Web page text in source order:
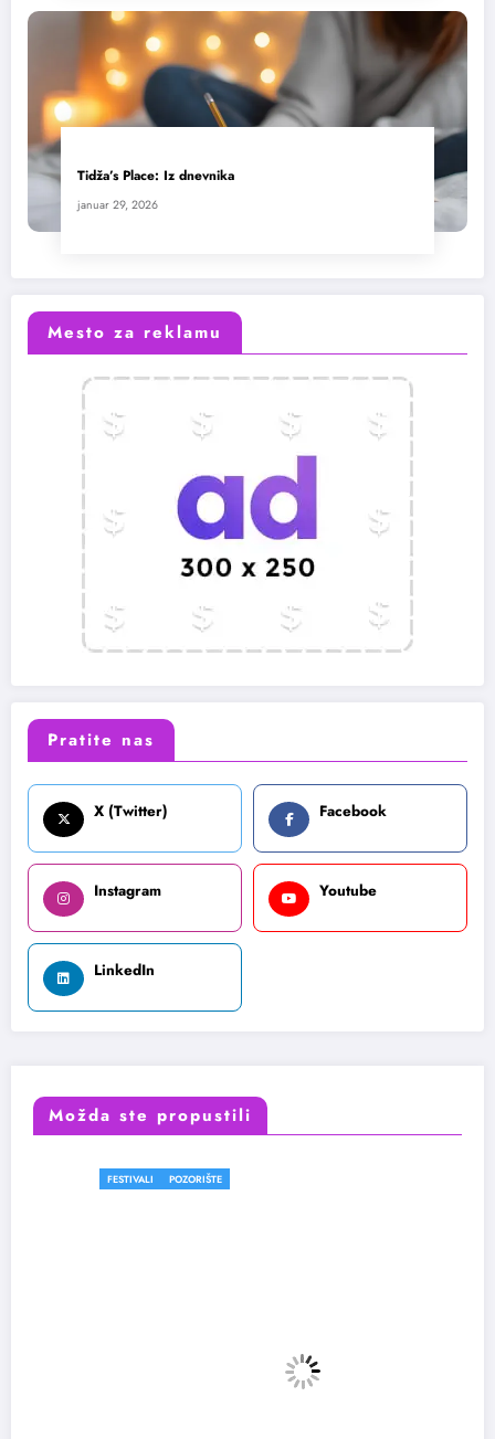
Tidža’s Place: Iz dnevnika
januar 29, 2026
Mesto za reklamu
Pratite nas
X (Twitter) Facebook
Instagram Youtube
LinkedIn
Možda ste propustili
POZORIŠTE